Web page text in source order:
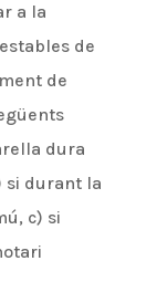
a la
de
de
dura
si durant la
c) si